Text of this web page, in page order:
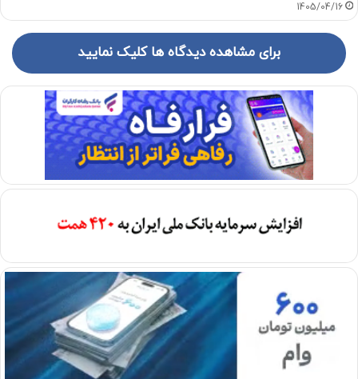
1405/04/16
برای مشاهده دیدگاه ها کلیک نمایید